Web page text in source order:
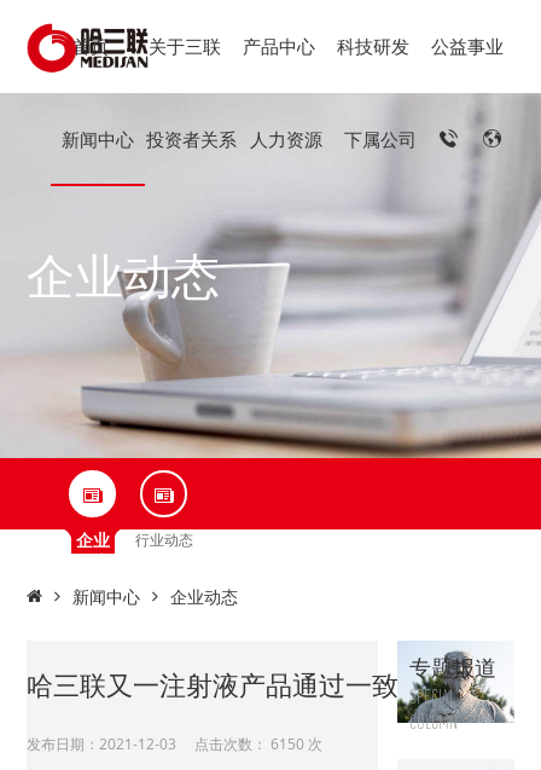
首页 关于三联 产品中心 科技研发 公益事业
新闻中心 投资者关系 人力资源 下属公司
企业动态
企业
动态
行业动态
新闻中心 企业动态
哈三联又一注射液产品通过一致性评价
发布日期：2021-12-03 点击次数：6150 次
专题报道
SPECIAL
COLUMN